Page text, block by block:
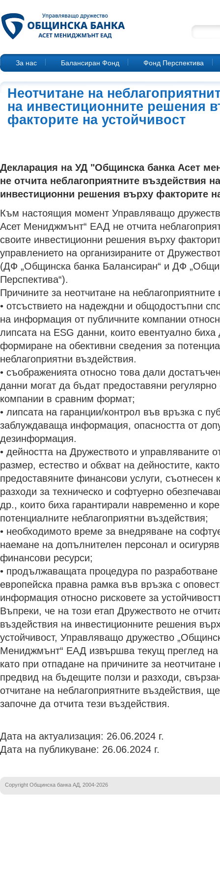
За нас Балансиран Фонд Фонд Перспектива
Неотчитане на
на инвестиционните решения
факторите на устойчивост
Декларация на УД "Общинска банка Асет
не отчита неблагоприятните въздействия
инвестиционни решения върху факторите
Към настоящия момент Управляващо
Асет Мениджмънт“ ЕАД не отчита
своите инвестиционни решения върху
управлението на организираните от
(ДФ „Общинска банка Балансиран“ и ДФ
Перспектива“).
Причините за неотчитане на неблагоприятните
• отсъствието на надеждни и общодостъпни
на информация от публичните компании
липсата на ESG данни, които евентуално
формиране на обективни сведения за
неблагоприятни въздействия.
• съображенията относно това дали
данни могат да бъдат предоставяни регулярно
компании в сравним формат;
• липсата на гаранции/контрол във връзка с
заблуждаваща информация, опасността от
дезинформация.
• дейността на Дружеството и управляваните
размер, естество и обхват на дейностите,
предоставяните финансови услуги, съотнесен
разходи за техническо и софтуерно
др., които биха гарантирали навременно и
потенциалните неблагоприятни въздействия;
• необходимото време за внедряване на
наемане на допълнителен персонал и
финансови ресурси;
• продължаващата процедура по
европейска правна рамка във връзка с
информация относно рисковете за
Въпреки, че на този етап Дружеството не
въздействия на инвестиционните решения
устойчивост, Управляващо дружество
Мениджмънт“ ЕАД извършва текущ преглед на
като при отпадане на причините за
предвид на бъдещите ползи и разходи,
отчитане на неблагоприятните въздействия,
започне да отчита тези въздействия.
Дата на актуализация: 26.06.2024 г.
Дата на публикуване: 26.06.2024 г.
Copyright Общинска банка АД, 2004-2026